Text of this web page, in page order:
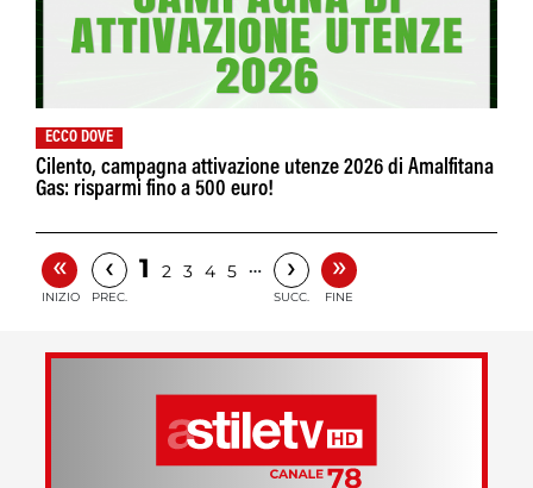
ECCO DOVE
Cilento, campagna attivazione utenze 2026 di Amalfitana
Gas: risparmi fino a 500 euro!
«
INIZIO
‹
PREC.
1 2 3 4 5 … ›
SUCC.
»
FINE